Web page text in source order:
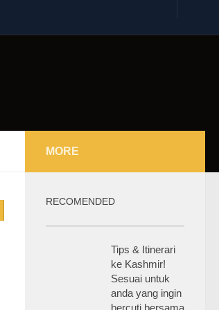
MORE
RECOMENDED
Tips & Itinerari
ke Kashmir!
Sesuai untuk
anda yang ingin
bercuti bersama